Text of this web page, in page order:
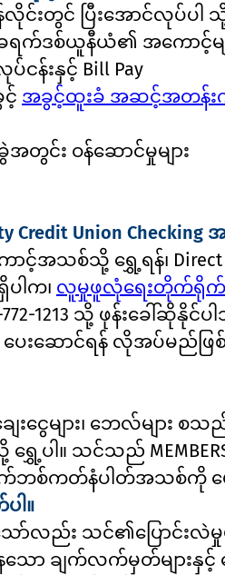
းတွင် ပြီးအောင်လုပ်ပ
က်ဒစ်ယူနီယံ၏ အကောင့်မျ
န်းနှင့် Bill Pay
င့် အခွင့်ထူးခံ အဆင့်အတန်
င်း ဝန်ဆောင်မှုများ
Union Checking အ
အသစ်သို့ ရွှေ့ရန်၊ Direct
ါက၊ လူမှုဖူလုံရေးတိုက်ရိုက်
1213 သို့ ဖုန်းခေါ်ဆိုနိုင်ပ
ကို ပေးဆောင်ရန် လိုအပ်
းငွေများ၊ ဘေလ်များ
သင်သည် MEMBERS1st
ဘစ်ကတ်နံပါတ်အသစ်ကို ပ
ါ။
င်၏ပြောင်းလဲမှုများ
ေသော ချက်လက်မှတ်မျာ